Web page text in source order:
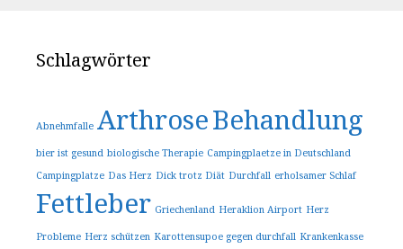
Schlagwörter
Abnehmfalle ArthroseBehandlung
bier ist gesund biologische Therapie Campingplaetze in Deutschland
Campingplatze Das Herz Dick trotz Diät Durchfall erholsamer Schlaf
Fettleber Griechenland Heraklion Airport Herz
Probleme Herz schützen Karottensupoe gegen durchfall Krankenkasse